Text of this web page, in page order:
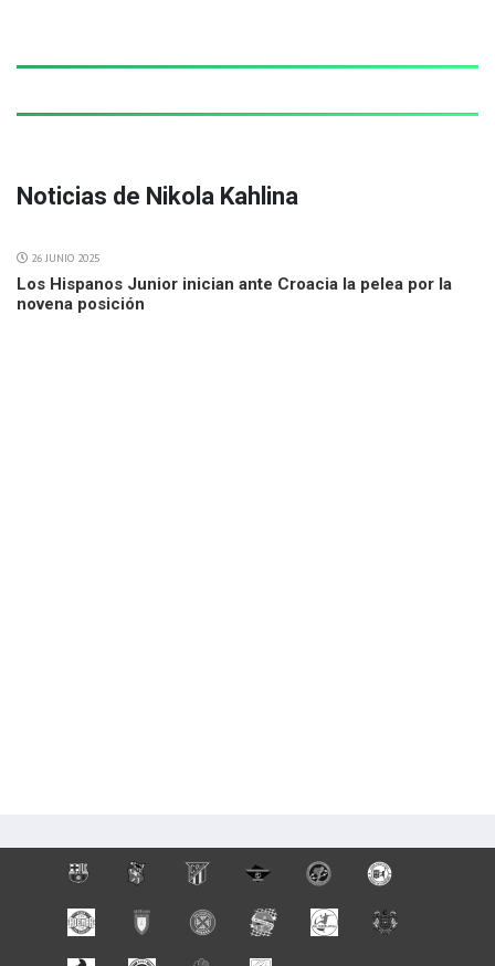
Noticias de Nikola Kahlina
26 JUNIO 2025
Los Hispanos Junior inician ante Croacia la pelea por la
novena posición